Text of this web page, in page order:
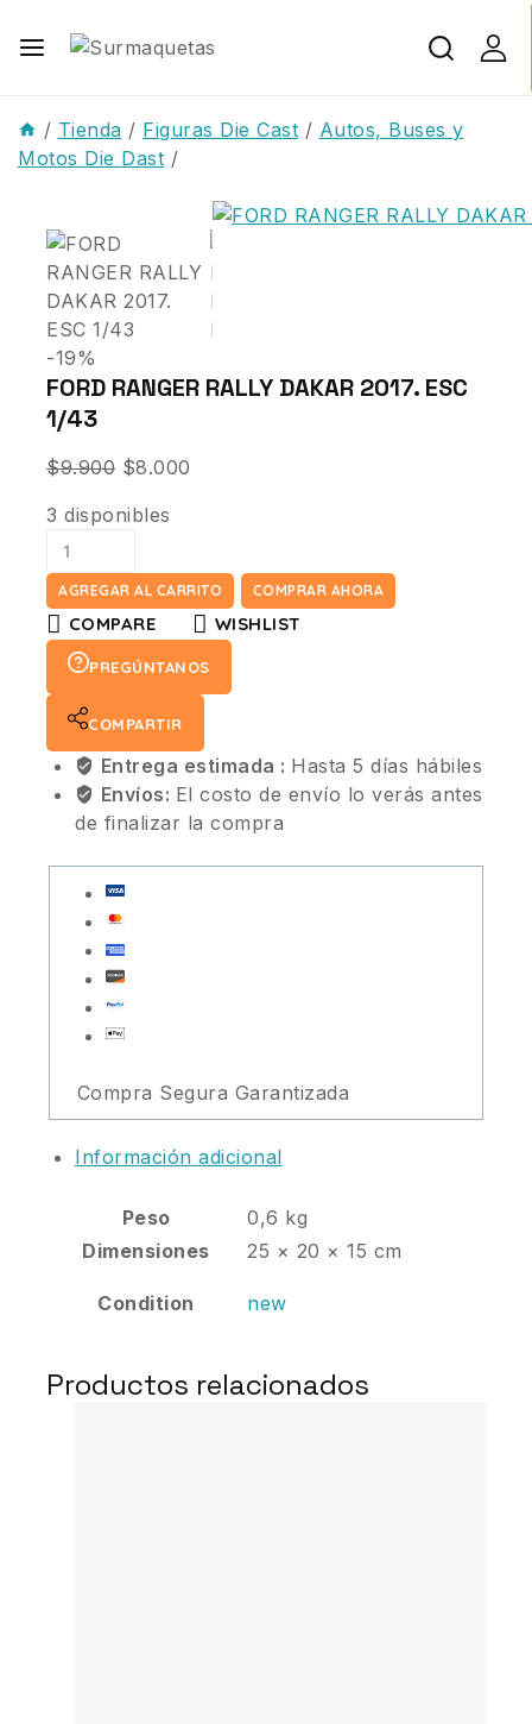
/ Tienda / Figuras Die Cast / Autos, Buses y
Motos Die Dast /
-19%
FORD RANGER RALLY DAKAR 2017. ESC
1/43
$9.900 $8.000
3 disponibles
AGREGAR AL CARRITO COMPRAR AHORA
COMPARE WISHLIST
PREGÚNTANOS
COMPARTIR
Entrega estimada : Hasta 5 días hábiles
Envíos: El costo de envío lo verás antes
de finalizar la compra
Compra Segura Garantizada
Información adicional
Peso
0,6 kg
Dimensiones
25 × 20 × 15 cm
Condition new
Productos relacionados